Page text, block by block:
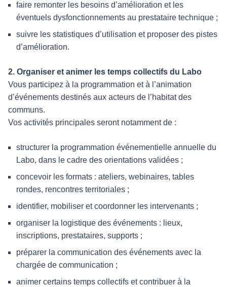
faire remonter les besoins d’amélioration et les
éventuels dysfonctionnements au prestataire technique ;
suivre les statistiques d’utilisation et proposer des pistes
d’amélioration.
2. Organiser et animer les temps collectifs du Labo
Vous participez à la programmation et à l’animation
d’événements destinés aux acteurs de l’habitat des
communs.
Vos activités principales seront notamment de :
structurer la programmation événementielle annuelle du
Labo, dans le cadre des orientations validées ;
concevoir les formats : ateliers, webinaires, tables
rondes, rencontres territoriales ;
identifier, mobiliser et coordonner les intervenants ;
organiser la logistique des événements : lieux,
inscriptions, prestataires, supports ;
préparer la communication des événements avec la
chargée de communication ;
animer certains temps collectifs et contribuer à la